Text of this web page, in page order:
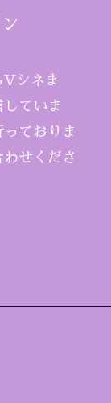
Vシネま
ていま
ておりま
せくださ